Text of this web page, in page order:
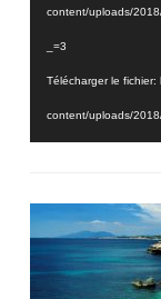
content/uploads/
_=3
Télécharger le fichier:
content/uploads/